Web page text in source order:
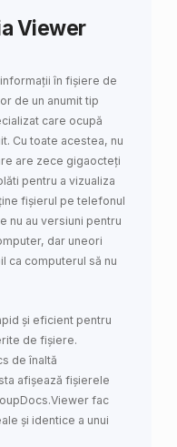
Viewer
în fișiere de
de un anumit tip
care ocupă
Cu toate acestea, nu
are zece gigaocteți
pentru a vizualiza
fișierul pe telefonul
nu au versiuni pentru
dar uneori
ca computerul să nu
și eficient pentru
de fișiere.
de înaltă
afișează fișierele
fac
și identice a unui